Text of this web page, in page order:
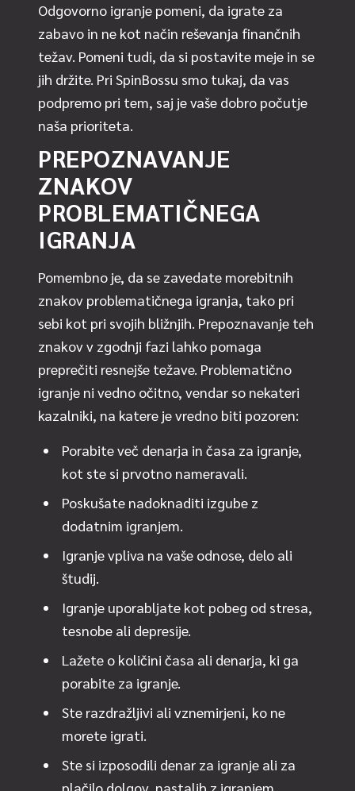
Odgovorno igranje pomeni, da igrate za
zabavo in ne kot način reševanja finančnih
težav. Pomeni tudi, da si postavite meje in se
jih držite. Pri SpinBossu smo tukaj, da vas
podpremo pri tem, saj je vaše dobro počutje
naša prioriteta.
PREPOZNAVANJE
ZNAKOV
PROBLEMATIČNEGA
IGRANJA
Pomembno je, da se zavedate morebitnih
znakov problematičnega igranja, tako pri
sebi kot pri svojih bližnjih. Prepoznavanje teh
znakov v zgodnji fazi lahko pomaga
preprečiti resnejše težave. Problematično
igranje ni vedno očitno, vendar so nekateri
kazalniki, na katere je vredno biti pozoren:
Porabite več denarja in časa za igranje,
kot ste si prvotno nameravali.
Poskušate nadoknaditi izgube z
dodatnim igranjem.
Igranje vpliva na vaše odnose, delo ali
študij.
Igranje uporabljate kot pobeg od stresa,
tesnobe ali depresije.
Lažete o količini časa ali denarja, ki ga
porabite za igranje.
Ste razdražljivi ali vznemirjeni, ko ne
morete igrati.
Ste si izposodili denar za igranje ali za